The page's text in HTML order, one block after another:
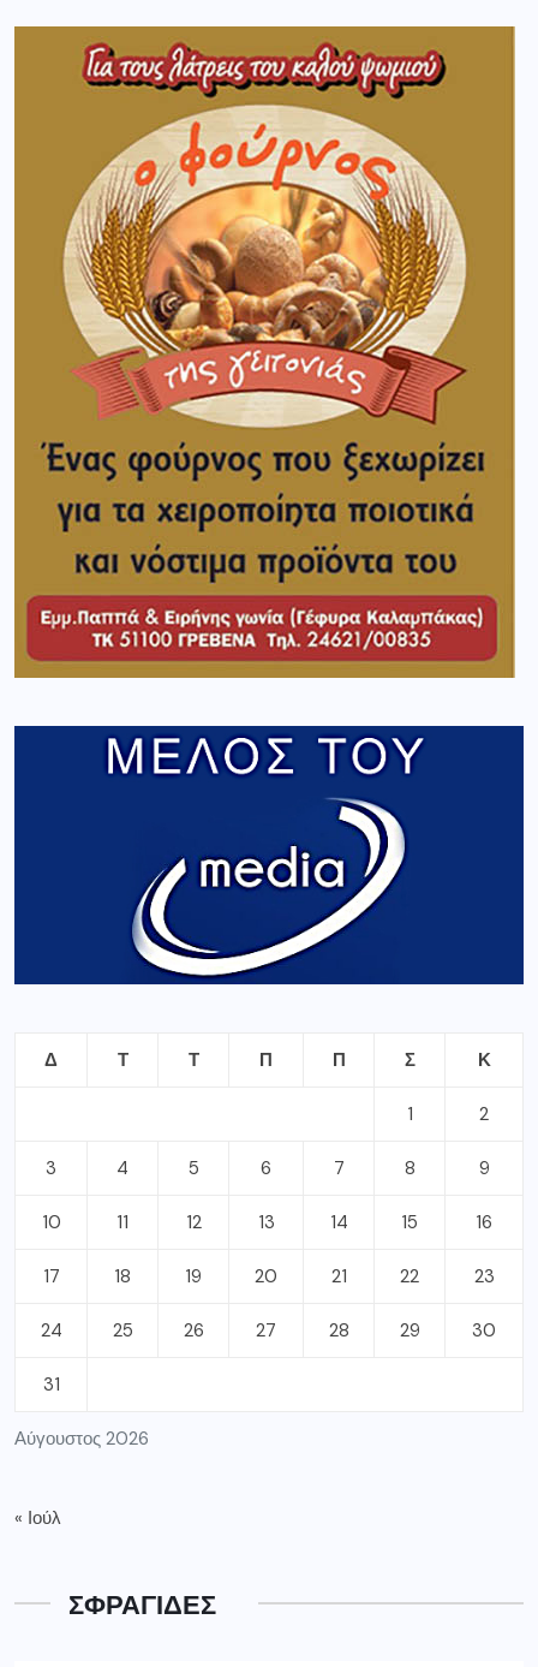
Αύγουστος 2026
Δ Τ Τ Π Π Σ Κ
1 2
3 4 5 6 7 8 9
10 11 12 13 14 15 16
17 18 19 20 21 22 23
24 25 26 27 28 29 30
31
« Ιούλ
ΣΦΡΑΓΙΔΕΣ